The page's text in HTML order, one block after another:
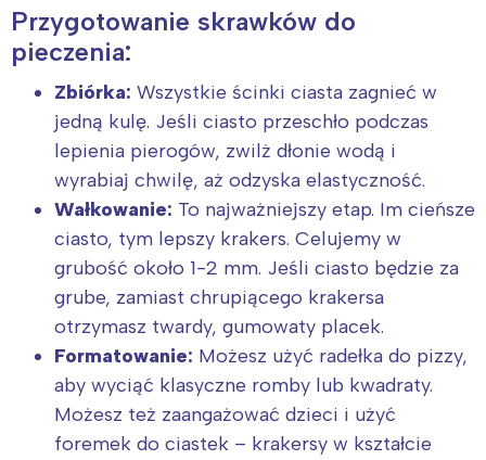
Przygotowanie skrawków do
pieczenia:
Zbiórka: Wszystkie ścinki ciasta zagnieć w
jedną kulę. Jeśli ciasto przeschło podczas
lepienia pierogów, zwilż dłonie wodą i
wyrabiaj chwilę, aż odzyska elastyczność.
Wałkowanie: To najważniejszy etap. Im cieńsze
ciasto, tym lepszy krakers. Celujemy w
grubość około 1-2 mm. Jeśli ciasto będzie za
grube, zamiast chrupiącego krakersa
otrzymasz twardy, gumowaty placek.
Formatowanie: Możesz użyć radełka do pizzy,
aby wyciąć klasyczne romby lub kwadraty.
Możesz też zaangażować dzieci i użyć
foremek do ciastek – krakersy w kształcie